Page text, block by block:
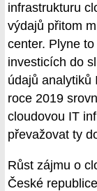
infrastrukturu
výdajů přitom
center. Plyne
investicích do
údajů analytiků
roce 2019
cloudovou IT
převažovat ty
Růst zájmu o
České